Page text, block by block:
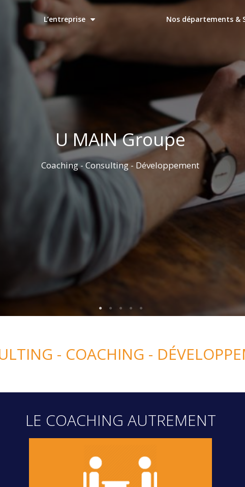
L’entreprise Nos départements &
Un accompagnement Innovant
innovante et unique : transparente, terre à terre et
- COACHING -
LE COACHING AUTREMENT
En savoir plus